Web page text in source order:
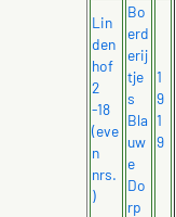
Lin
den
hof
2
-18
(eve
n
nrs.
)
Bo
erd
erij
tje
s
Bla
uw
e
Do
rp
1
9
1
9